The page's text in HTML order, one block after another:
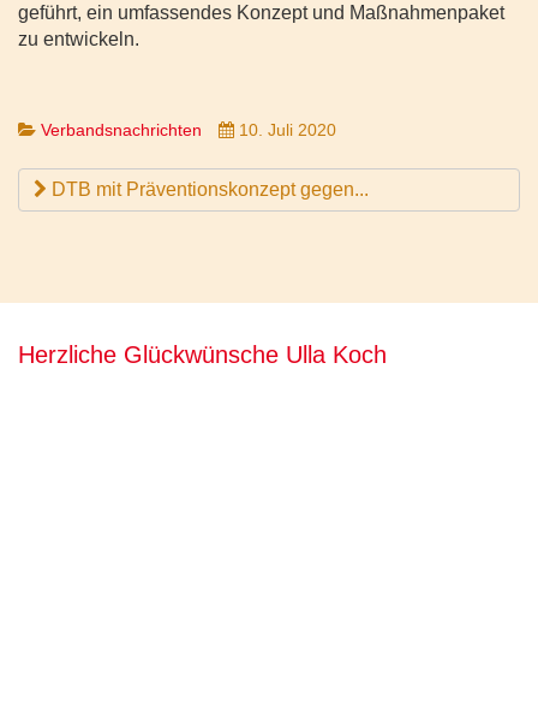
geführt, ein umfassendes Konzept und Maßnahmenpaket
zu entwickeln.
Verbandsnachrichten 10. Juli 2020
DTB mit Präventionskonzept gegen...
Herzliche Glückwünsche Ulla Koch